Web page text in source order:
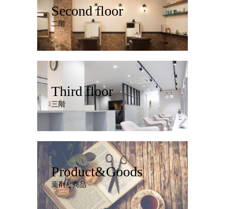
Second floor
二階
Third floor
三階
Product&Goods
薬剤と商品